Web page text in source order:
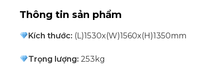
Thông tin sản phẩm
Kích thước: (L)1530x(W)1560x(H)1350mm
Trọng lượng: 253kg